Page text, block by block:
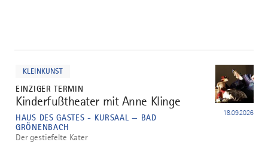
KLEINKUNST
EINZIGER TERMIN
1
Kinderfußtheater mit Anne Klinge
HAUS DES GASTES - KURSAAL — BAD
GRÖNENBACH
18.09.2026
Der gestiefelte Kater